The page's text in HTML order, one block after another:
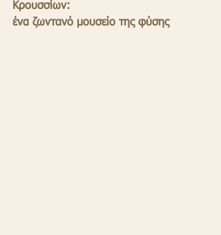
Κρουσσίων:
ένα ζωντανό μουσείο της φύσης